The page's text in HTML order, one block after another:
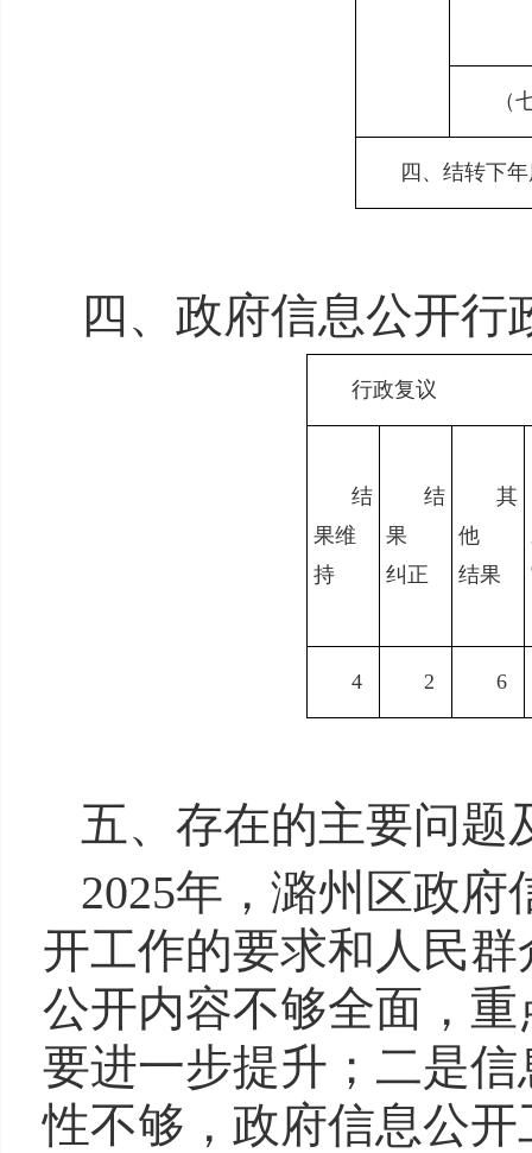
（
四、结转下
四、政府信息公开
行政复议
结
果维
持
结
果
纠正
其
他
结果
4 2 6
五、存在的主要问题
2025年，潞州区政
开工作的要求和人民
公开内容不够全面，
要进一步提升；二是
性不够，政府信息公